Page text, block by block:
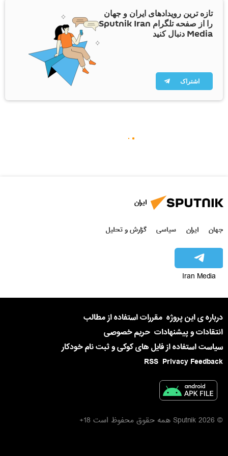
تازه ترین رویدادهای ایران و جهان
را از صفحه تلگرام Sputnik Iran
Media دنبال کنید
اشتراک
ایران
جهان ایران سیاسی گزارش و تحلیل
Iran Media
درباره ی این پروژه مقررات استفاده از مطالب
انتقادات و پیشنهادات حریم خصوصی
سیاست استفاده از فایل های کوکی و ثبت نام خودکار
Privacy Feedback
RSS
© 2026 Sputnik همه حقوق محفوظ است 18+